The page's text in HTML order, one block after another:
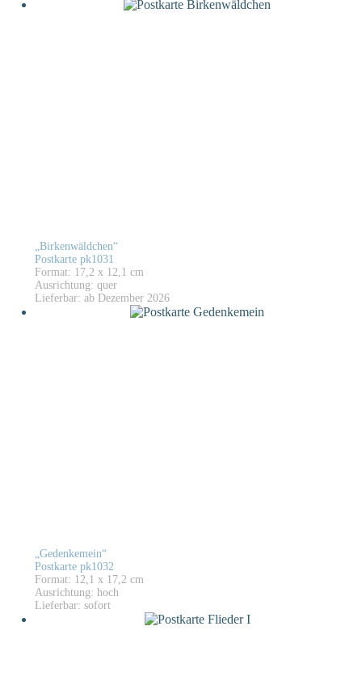
„Birkenwäldchen“
Postkarte pk1031
Format: 17,2 x 12,1 cm
Ausrichtung: quer
Lieferbar: ab Dezember 2026
„Gedenkemein“
Postkarte pk1032
Format: 12,1 x 17,2 cm
Ausrichtung: hoch
Lieferbar: sofort